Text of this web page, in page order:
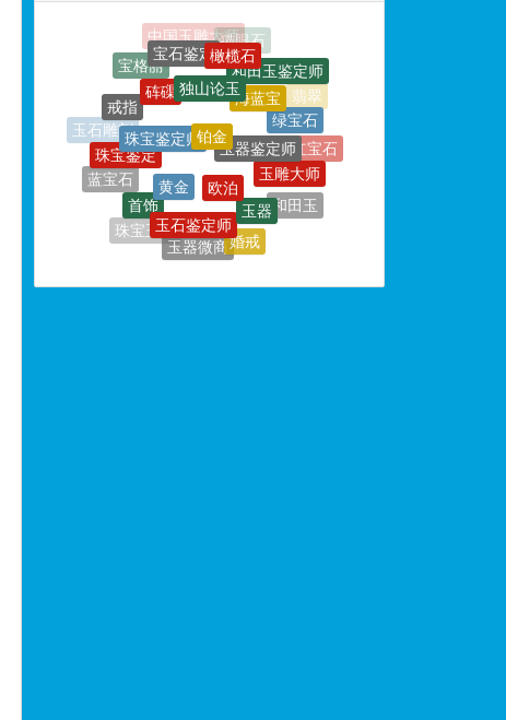
橄榄石
玉石雕刻
戒指
砗磲
独山论玉
海蓝宝
绿宝石
红宝石
和田玉鉴定专家
红纹石
珠宝鉴定培训
蓝宝石
珠宝鉴定
珠宝鉴定师铂金
玉器鉴定师
玉雕大师
和田玉
碧玺
钻戒
宝石鉴定师培训
珠宝玉石
首饰
黄金
欧泊
玉器
婚戒
玉器微商
玉石鉴定师